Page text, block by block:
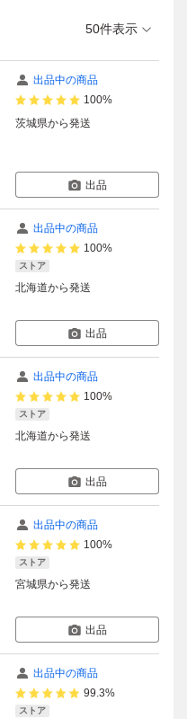
50件表示
出品中の商品
100%
茨城県から発送
出品
出品中の商品
100%
ストア
北海道から発送
出品
出品中の商品
100%
ストア
北海道から発送
出品
出品中の商品
100%
ストア
宮城県から発送
出品
出品中の商品
99.3%
ストア